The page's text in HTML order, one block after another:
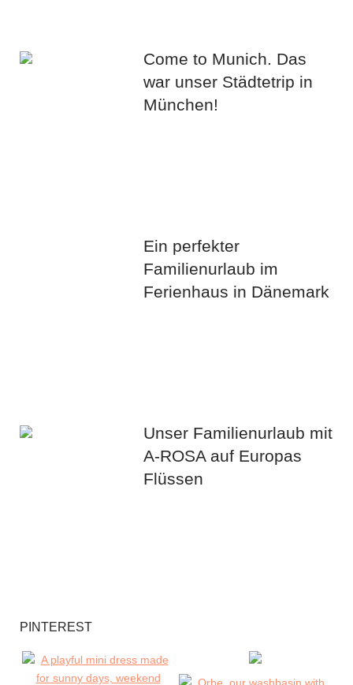
Come to Munich. Das
war unser Städtetrip in
München!
Ein perfekter
Familienurlaub im
Ferienhaus in Dänemark
Unser Familienurlaub mit
A-ROSA auf Europas
Flüssen
PINTEREST